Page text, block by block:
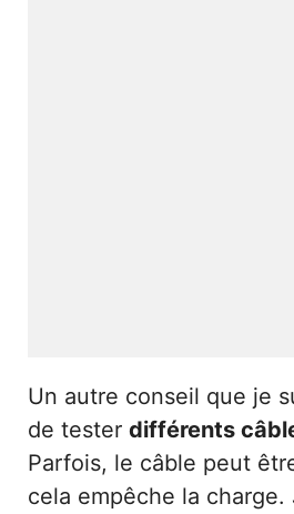
Un autre conseil que je
de tester différents
Parfois, le câble peut
cela empêche la charge.